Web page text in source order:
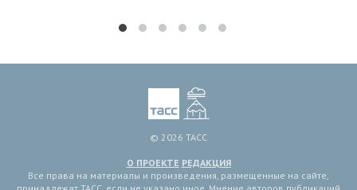
© 2026 ТАСС
О ПРОЕКТЕ РЕДАКЦИЯ
Все права на материалы и произведения, размещенные на сайте,